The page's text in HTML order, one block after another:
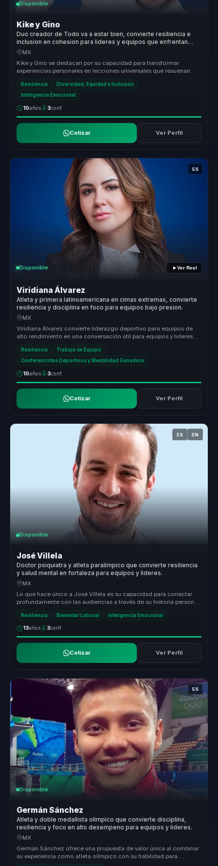
Disponible
Kike y Gino
Duo creador de Todo va a estar bien, convierte resiliencia e
inclusion en cohesion para lideres y equipos que enfrentan
crisis.
MX
Kike y Gino se destacan por su capacidad para transformar
experiencias personales en lecciones universales que resuenan
Resiliencia Diversidad, Equidad e Inclusión
Inteligencia Emocional
10años 3conf.
Cotizar Ver Perfil
ES
Disponible Ver Reel
Viridiana Álvarez
Atleta y primera latinoamericana en cimas extremas, convierte
resiliencia y disciplina en foco para equipos bajo presion.
MX
Viridiana Álvarez convierte liderazgo deportivo para equipos de
alto rendimiento en una conversación útil para equipos y lideres
Resiliencia Trabajo en Equipo
Conferencistas Deportivos y Mentalidad Ganadora
10años 3conf.
Cotizar Ver Perfil
ES EN
Disponible
José Villela
Doctor psiquiatra y atleta paralimpico que convierte resiliencia
y salud mental en fortaleza para equipos y lideres.
MX
Lo que hace único a José Villela es su capacidad para conectar
profundamente con las audiencias a través de su historia personal
Resiliencia Bienestar Laboral Inteligencia Emocional
13años 3conf.
Cotizar Ver Perfil
ES
Disponible
Germán Sánchez
Atleta y doble medallista olimpico que convierte disciplina,
resiliencia y foco en alto desempeno para equipos y lideres.
MX
Germán Sánchez ofrece una propuesta de valor única al combinar
su experiencia como atleta olímpico con su habilidad para